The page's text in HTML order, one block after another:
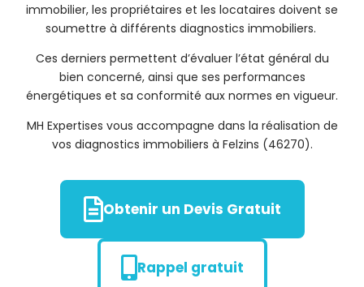
immobilier, les propriétaires et les locataires doivent se
soumettre à différents diagnostics immobiliers.
Ces derniers permettent d’évaluer l’état général du
bien concerné, ainsi que ses performances
énergétiques et sa conformité aux normes en vigueur.
MH Expertises vous accompagne dans la réalisation de
vos diagnostics immobiliers à Felzins (46270).
Obtenir un Devis Gratuit
Rappel gratuit